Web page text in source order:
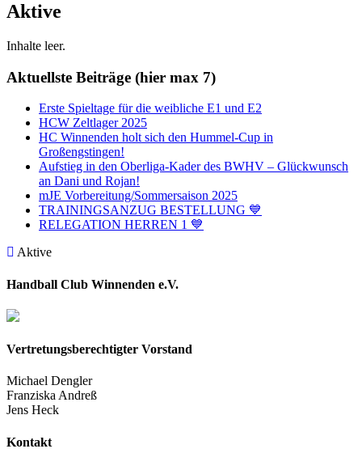
Aktive
Inhalte leer.
Aktuellste Beiträge (hier max 7)
Erste Spieltage für die weibliche E1 und E2
HCW Zeltlager 2025
HC Winnenden holt sich den Hummel-Cup in
Großengstingen!
Aufstieg in den Oberliga-Kader des BWHV – Glückwunsch
an Dani und Rojan!
mJE Vorbereitung/Sommersaison 2025
TRAININGSANZUG BESTELLUNG 💙
RELEGATION HERREN 1 💙
Aktive
Handball Club Winnenden e.V.
Vertretungsberechtigter Vorstand
Michael Dengler
Franziska Andreß
Jens Heck
Kontakt